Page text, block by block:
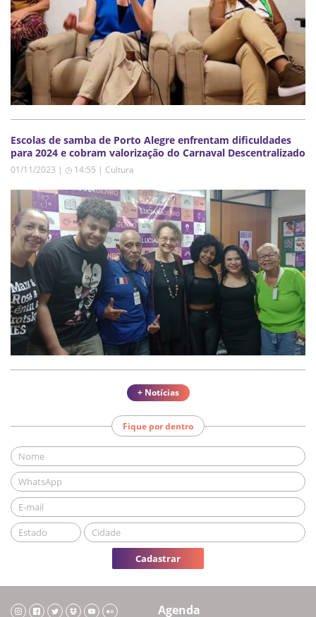
Escolas de samba de Porto Alegre enfrentam dificuldades
para 2024 e cobram valorização do Carnaval Descentralizado
01/11/2023 | ◷ 14:55 | Cultura
+ Notícias
Fique por dentro
Cadastrar
Agenda